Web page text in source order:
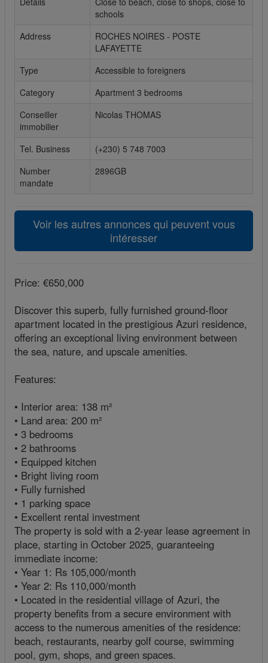
Les cookies sociaux sont utilisés pour afficher les réseaux
avec vos amis.
schools
Address
ROCHES NOIRES - POSTE
LAFAYETTE
Type
Accessible to foreigners
Category
Apartment 3 bedrooms
Conseiller
immobilier
Nicolas THOMAS
Tel. Business
(+230) 5 748 7003
Number
mandate
2896GB
Voir les autres annonces qui peuvent vous
intéresser
Price: €650,000
Discover this superb, fully furnished ground-floor
apartment located in the prestigious Azuri residence,
offering an exceptional living environment between
the sea, nature, and upscale amenities.
Features:
• Interior area: 138 m²
• Land area: 200 m²
• 3 bedrooms
• 2 bathrooms
• Equipped kitchen
• Bright living room
• Fully furnished
• 1 parking space
• Excellent rental investment
The property is sold with a 2-year lease agreement in
place, starting in October 2025, guaranteeing
immediate income:
• Year 1: Rs 105,000/month
• Year 2: Rs 110,000/month
• Located in the residential village of Azuri, the
property benefits from a secure environment with
access to the numerous amenities of the residence:
beach, restaurants, nearby golf course, swimming
pool, gym, shops, and green spaces.